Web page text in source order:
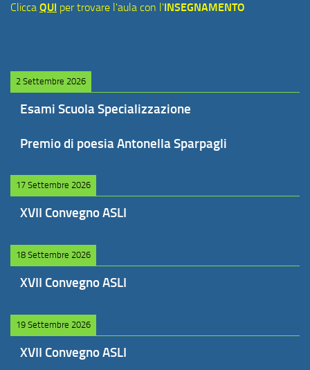
Clicca QUI per trovare l'aula con l'INSEGNAMENTO
2 Settembre 2026
Esami Scuola Specializzazione
Premio di poesia Antonella Sparpagli
17 Settembre 2026
XVII Convegno ASLI
18 Settembre 2026
XVII Convegno ASLI
19 Settembre 2026
XVII Convegno ASLI